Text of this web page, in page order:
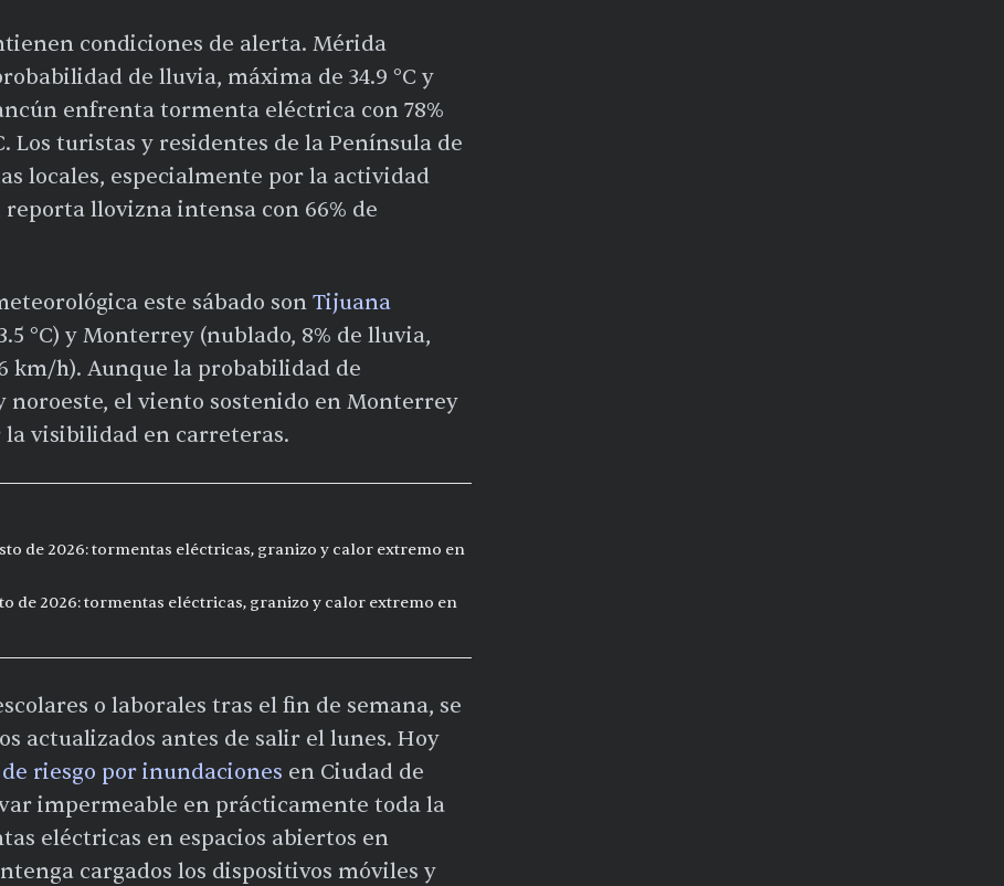
condiciones de alerta. Mérida
de lluvia, máxima de 34.9 °C y
enfrenta tormenta eléctrica con 78%
Los turistas y residentes de la Península de
locales, especialmente por la actividad
llovizna intensa con 66% de
este sábado son Tijuana
°C) y Monterrey (nublado, 8% de lluvia,
km/h). Aunque la probabilidad de
noroeste, el viento sostenido en Monterrey
visibilidad en carreteras.
de 2026: tormentas eléctricas, granizo y calor extremo en
de 2026: tormentas eléctricas, granizo y calor extremo en
o laborales tras el fin de semana, se
actualizados antes de salir el lunes. Hoy
riesgo por inundaciones en Ciudad de
impermeable en prácticamente toda la
eléctricas en espacios abiertos en
cargados los dispositivos móviles y